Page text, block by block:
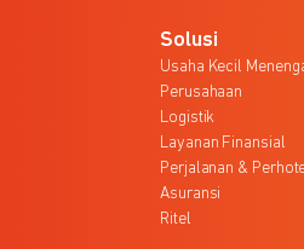
Solusi
Usaha Kecil
Perusahaan
Logistik
Layanan Finansial
Perjalanan &
Asuransi
Ritel